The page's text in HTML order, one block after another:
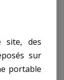
site, des
sur
portable